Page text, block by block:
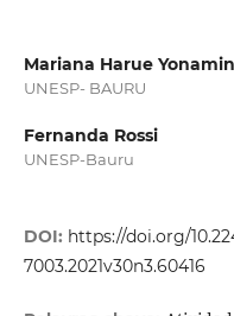
Mariana Harue
UNESP- BAURU
Fernanda Rossi
UNESP-Bauru
DOI: https://doi.org/
7003.2021v30n3.60416